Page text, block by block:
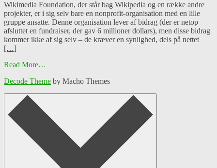
Wikimedia Foundation, der står bag Wikipedia og en række andre
projekter, er i sig selv bare en nonprofit-organisation med en lille
gruppe ansatte. Denne organisation lever af bidrag (der er netop
afsluttet en fundraiser, der gav 6 millioner dollars), men disse bidrag
kommer ikke af sig selv – de kræver en synlighed, dels på nettet
[…]
Read More…
Decode Theme by Macho Themes